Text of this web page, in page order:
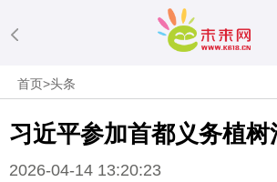
首页>头条
习近平参加首都义务植树
2026-04-14 13:20:23